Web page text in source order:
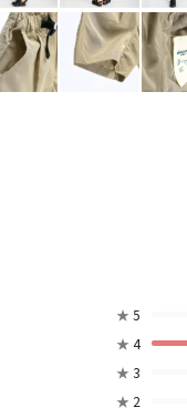
★ 5
★ 4
★ 3
★ 2